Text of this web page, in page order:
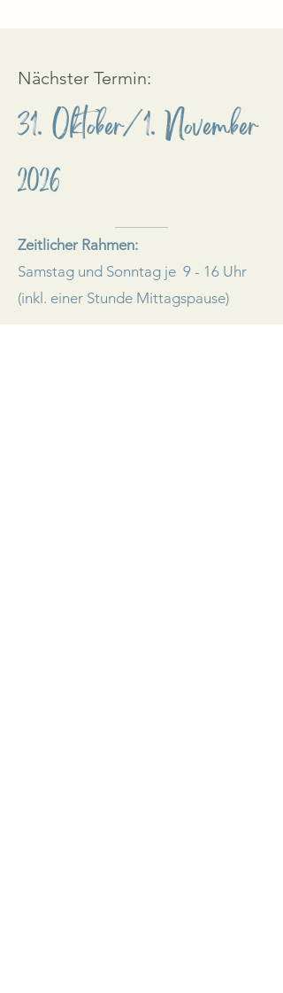
Nächster Termin:
31. Oktober/1. November
2026
Zeitlicher Rahmen:
Samstag und Sonntag je 9 - 16 Uhr
(inkl. einer Stunde Mittagspause)